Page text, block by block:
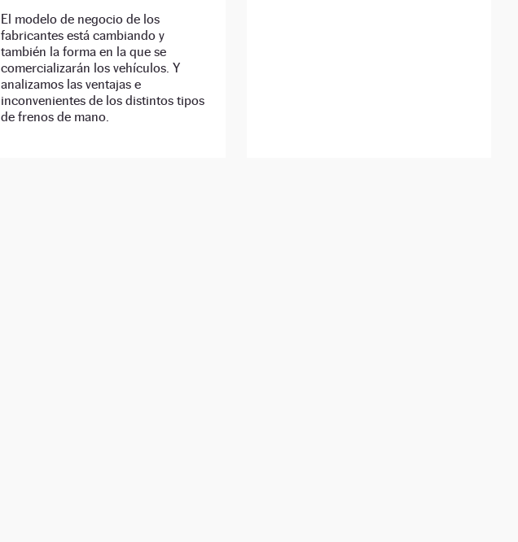
El modelo de negocio de los
fabricantes está cambiando y
también la forma en la que se
comercializarán los vehículos. Y
analizamos las ventajas e
inconvenientes de los distintos tipos
de frenos de mano.